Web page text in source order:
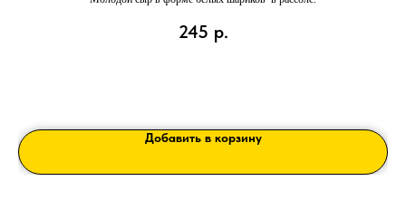
245 р.
Добавить в корзину